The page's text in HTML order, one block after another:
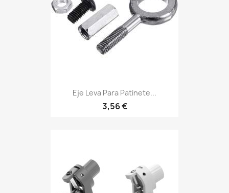
Eje Leva Para Patinete...
3,56 €